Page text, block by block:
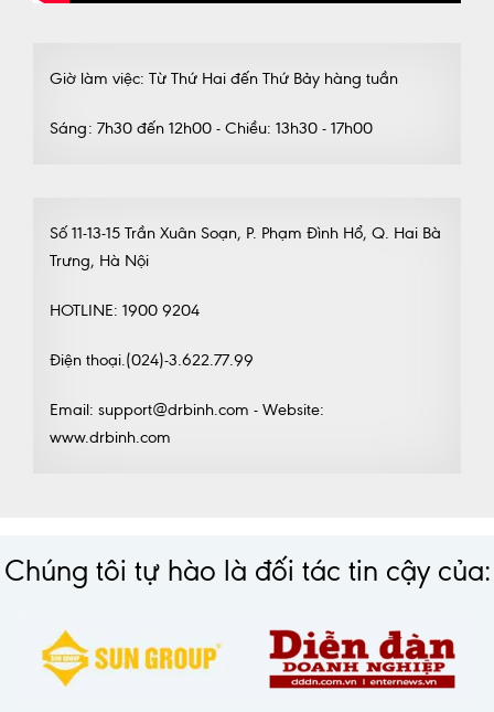
Giờ làm việc: Từ Thứ Hai đến Thứ Bảy hàng tuần
Sáng: 7h30 đến 12h00 - Chiều: 13h30 - 17h00
Số 11-13-15 Trần Xuân Soạn, P. Phạm Đình Hổ, Q. Hai Bà
Trưng, Hà Nội
HOTLINE: 1900 9204
Điện thoại.(024)-3.622.77.99
Email: support@drbinh.com - Website:
www.drbinh.com
Chúng tôi tự hào là đối tác tin cậy của: